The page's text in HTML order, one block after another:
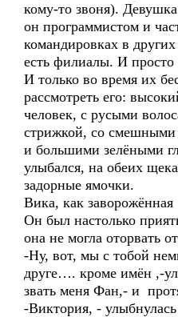
кому-то звоня). Девушка
он программистом и
командировках в
есть филиалы. И
И только во время их
рассмотреть его:
человек, с русыми
стрижкой, со
и большими зелёными
улыбался, на обеих
задорные ямочки.
Вика, как
Он был настолько
она не могла оторвать
-Ну, вот, мы с тобой
друге…. кроме имён ,-
звать меня Фан,- и
-Виктория, -